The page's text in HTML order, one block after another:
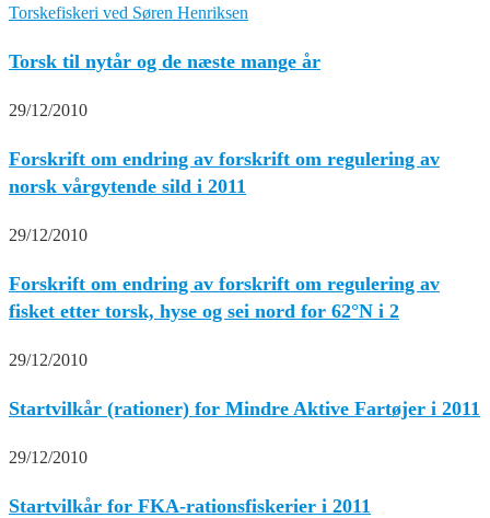
Torsk til nytår og de næste mange år
29/12/2010
Forskrift om endring av forskrift om regulering av
norsk vårgytende sild i 2011
29/12/2010
Forskrift om endring av forskrift om regulering av
fisket etter torsk, hyse og sei nord for 62°N i 2
29/12/2010
Startvilkår (rationer) for Mindre Aktive Fartøjer i 2011
29/12/2010
Startvilkår for FKA-rationsfiskerier i 2011